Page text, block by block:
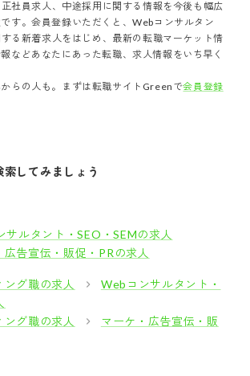
社員求人、中途採用に関する情報を今後も幅広
す。会員登録いただくと、Webコンサルタン
する新着求人をはじめ、最新の転職マーケット情
などあなたにあった転職、求人情報をいち早く
らの人も。まずは転職サイトGreenで会員登録
してみましょう
サルタント・SEO・SEMの求人
告宣伝・販促・PRの求人
グ職の求人
Webコンサルタント・
グ職の求人
マーケ・広告宣伝・販